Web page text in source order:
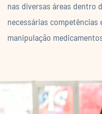
nas diversas áreas dentro
necessárias
manipulação